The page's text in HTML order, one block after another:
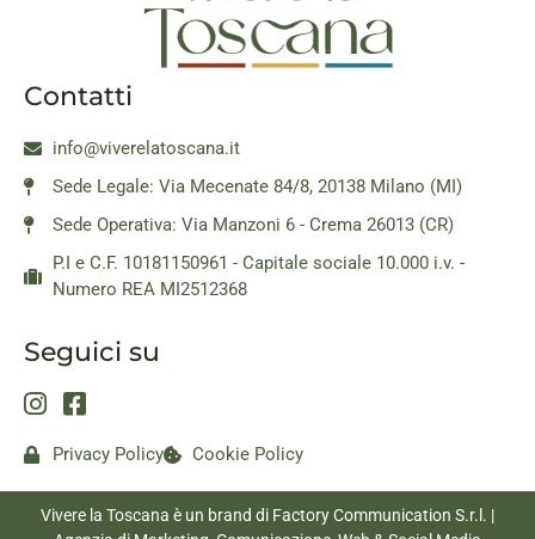
Contatti
info@viverelatoscana.it
Sede Legale: Via Mecenate 84/8, 20138 Milano (MI)
Sede Operativa: Via Manzoni 6 - Crema 26013 (CR)
P.I e C.F. 10181150961 - Capitale sociale 10.000 i.v. -
Numero REA MI2512368
Seguici su
Privacy Policy Cookie Policy
Vivere la Toscana è un brand di Factory Communication S.r.l. |